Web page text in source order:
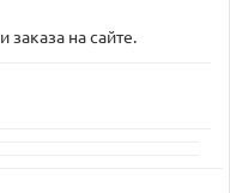
на сайте.